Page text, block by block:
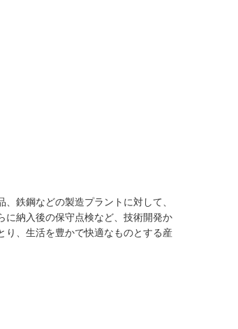
鉄鋼などの製造プラントに対して、
に納入後の保守点検など、技術開発か
り、生活を豊かで快適なものとする産